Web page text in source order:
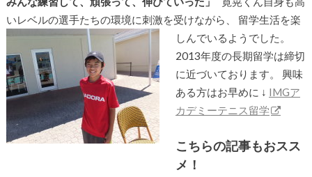
いレベルの選手たちの環境に刺激を受けながら、 留学生活を楽
しんでいるようでした。
2013年度の長期留学は締切
に近づいております。 興味
ある方はお早めに ↓ IMGア
カデミーテニス留学
こちらの記事もおスス
メ！